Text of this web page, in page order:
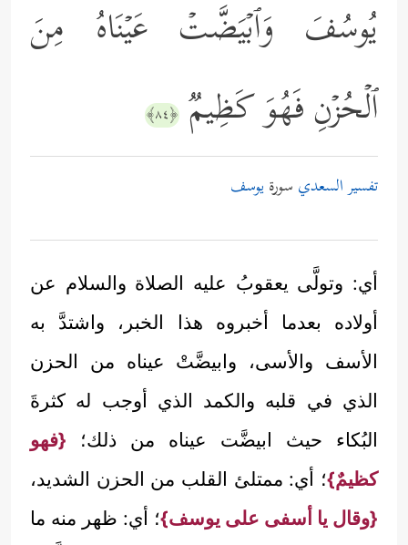
یُوسُفَ وَٱبۡیَضَّتۡ عَیۡنَاهُ مِنَ
ٱلۡحُزۡنِ فَهُوَ كَظِیمࣱ ﴿٨٤﴾
تفسير السعدي سورةيوسف
أي: وتولَّى يعقوبُ عليه الصلاة والسلام عن
أولاده بعدما أخبروه هذا الخبر، واشتدَّ به
الأسف والأسى، وابيضَّتْ عيناه من الحزن
الذي في قلبه والكمد الذي أوجب له كثرةَ
البُكاء حيث ابيضَّت عيناه من ذلك؛ {فهو
كظيمٌ}؛ أي: ممتلئ القلب من الحزن الشديد،
{وقال يا أسفى على يوسف}؛ أي: ظهر منه ما